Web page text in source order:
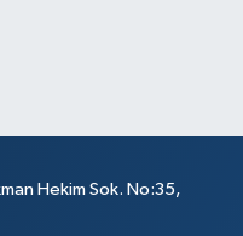
Hekim Sok. No:35,